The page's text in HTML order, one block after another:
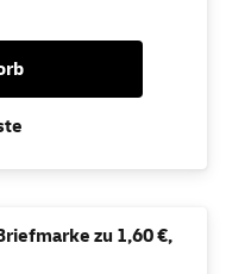
zu 1,60 €,